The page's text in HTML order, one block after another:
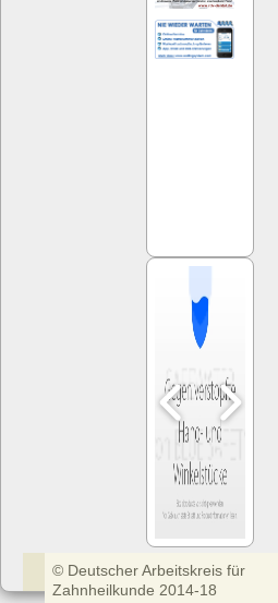
© Deutscher Arbeitskreis für
Zahnheilkunde 2014-18